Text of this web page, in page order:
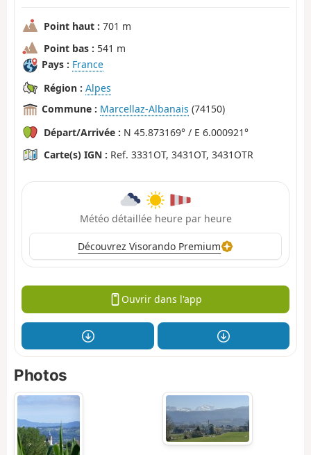
Point haut : 701 m
Point bas : 541 m
Pays : France
Région : Alpes
Commune : Marcellaz-Albanais (74150)
Départ/Arrivée : N 45.873169° / E 6.000921°
Carte(s) IGN : Ref. 3331OT, 3431OT, 3431OTR
Météo détaillée heure par heure
Découvrez Visorando Premium
Ouvrir dans l'app
Photos